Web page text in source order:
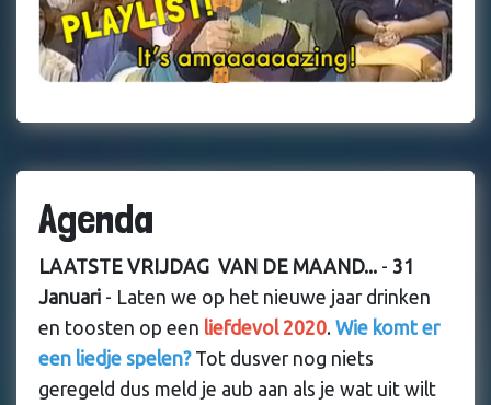
Agenda
LAATSTE VRIJDAG VAN DE MAAND... - 31
Januari - Laten we op het nieuwe jaar drinken
en toosten op een liefdevol 2020. Wie komt er
een liedje spelen? Tot dusver nog niets
geregeld dus meld je aub aan als je wat uit wilt